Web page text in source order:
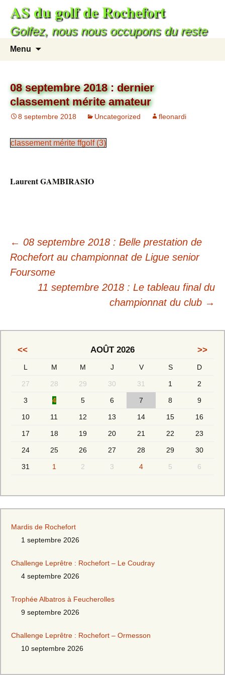
AS du golf de Rochefort
Golfez, nous nous occupons du reste
Menu
08 septembre 2018 : dernier
classement mérite amateur
8 septembre 2018 Uncategorized fleonardi
classement mérite ffgolf (3)
Laurent GAMBIRASIO
← 08 septembre 2018 : Belle prestation de
Rochefort au championnat de Ligue senior
Foursome
11 septembre 2018 : Le tableau final du
championnat du club →
<< AOÛT 2026 >>
L M M J V S D
27 28 29 30 31 1 2
3 4 5 6 7 8 9
10 11 12 13 14 15 16
17 18 19 20 21 22 23
24 25 26 27 28 29 30
31 1 2 3 4 5 6
Mardis de Rochefort
1 septembre 2026
Challenge Leprêtre : Rochefort – Le Coudray
4 septembre 2026
Trophée Albatros à Feucherolles
9 septembre 2026
Challenge Leprêtre : Rochefort – Ormesson
10 septembre 2026